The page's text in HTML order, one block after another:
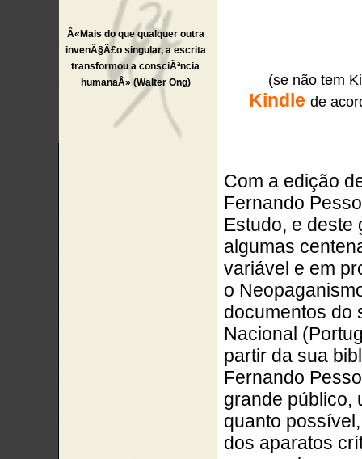
Â«Mais do que qualquer outra
invenÃ§Ã£o singular, a escrita
transformou a consciÃªncia
humanaÂ» (Walter Ong)
(se não tem
Kindle de
Com a edição
Fernando
Estudo, e deste
algumas
variável e em
o
documentos do
Nacional
partir da sua
Fernando
grande público,
quanto
dos aparatos